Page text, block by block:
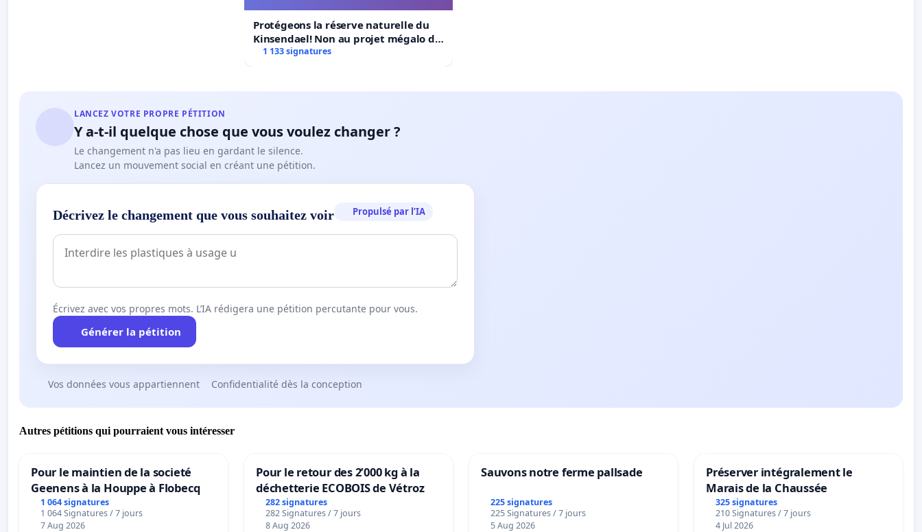
Protégeons la réserve naturelle du
Kinsendael! Non au projet mégalo du
Centre sportif Le Roseau!
1 133 signatures
LANCEZ VOTRE PROPRE PÉTITION
Y a-t-il quelque chose que vous voulez changer ?
Le changement n'a pas lieu en gardant le silence.
Lancez un mouvement social en créant une pétition.
Décrivez le changement que vous souhaitez voir Propulsé par l’IA
Écrivez avec vos propres mots. L’IA rédigera une pétition percutante pour vous.
Générer la pétition
Vos données vous appartiennent Confidentialité dès la conception
Autres pétitions qui pourraient vous intéresser
Pour le maintien de la societé
Geenens à la Houppe à Flobecq
1 064 signatures
1 064 Signatures / 7 jours
7 Aug 2026
Pour le retour des 2’000 kg à la
déchetterie ECOBOIS de Vétroz
282 signatures
282 Signatures / 7 jours
8 Aug 2026
Sauvons notre ferme pallsade
225 signatures
225 Signatures / 7 jours
5 Aug 2026
Préserver intégralement le
Marais de la Chaussée
325 signatures
210 Signatures / 7 jours
4 Jul 2026